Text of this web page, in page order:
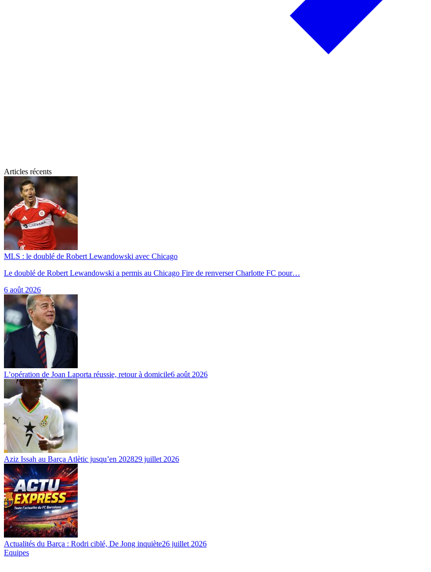
Articles récents
MLS : le doublé de Robert Lewandowski avec Chicago
Le doublé de Robert Lewandowski a permis au Chicago Fire de renverser Charlotte FC pour…
6 août 2026
L’opération de Joan Laporta réussie, retour à domicile6 août 2026
Aziz Issah au Barça Atlètic jusqu’en 202829 juillet 2026
Actualités du Barça : Rodri ciblé, De Jong inquiète26 juillet 2026
Equipes